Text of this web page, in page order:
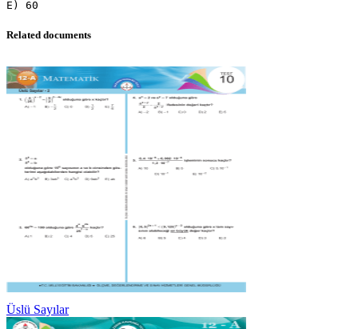
Related documents
Üslü Sayılar